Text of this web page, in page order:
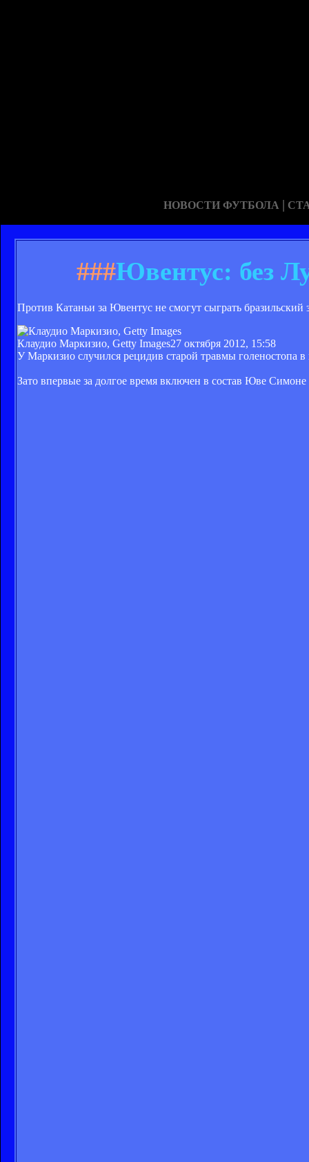
НОВОСТИ ФУТБОЛА |
###Ювентус: без
Против Катаньи за Ювентус не смогут сыграть
Клаудио Маркизио, Getty Images27 октября 2012, 15:58
У Маркизио случился рецидив старой травмы голеностопа
Зато впервые за долгое время включен в состав Юве